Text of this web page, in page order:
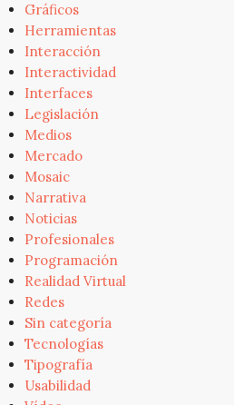
Gráficos
Herramientas
Interacción
Interactividad
Interfaces
Legislación
Medios
Mercado
Mosaic
Narrativa
Noticias
Profesionales
Programación
Realidad Virtual
Redes
Sin categoría
Tecnologías
Tipografía
Usabilidad